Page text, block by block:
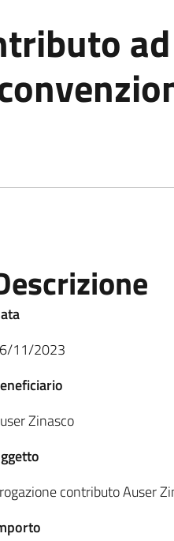
ad
11/2023
Zinasco
contributo Auser